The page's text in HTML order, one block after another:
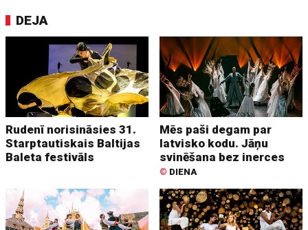
DEJA
Rudenī norisināsies 31.
Starptautiskais Baltijas
Baleta festivāls
Mēs paši degam par
latvisko kodu. Jāņu
svinēšana bez inerces
© DIENA